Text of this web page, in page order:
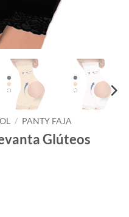
/ PANTY FAJA
Glúteos